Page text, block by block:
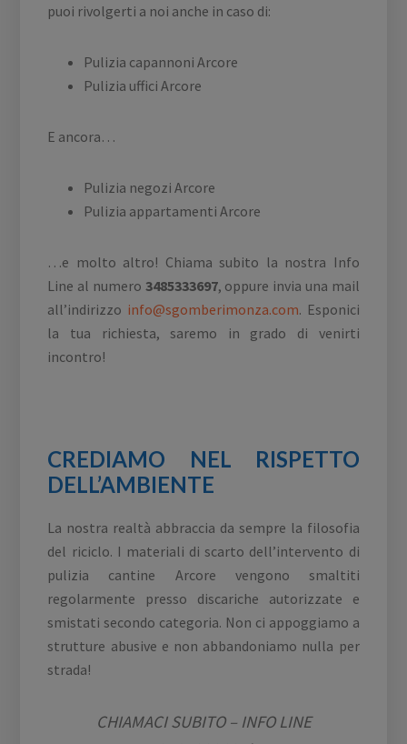
puoi rivolgerti a noi anche in caso di:
Pulizia capannoni Arcore
Pulizia uffici Arcore
E ancora…
Pulizia negozi Arcore
Pulizia appartamenti Arcore
…e molto altro! Chiama subito la nostra Info
Line al numero 3485333697, oppure invia una mail
all’indirizzo info@sgomberimonza.com. Esponici
la tua richiesta, saremo in grado di venirti
incontro!
CREDIAMO NEL RISPETTO
DELL’AMBIENTE
La nostra realtà abbraccia da sempre la filosofia
del riciclo. I materiali di scarto dell’intervento di
pulizia cantine Arcore vengono smaltiti
regolarmente presso discariche autorizzate e
smistati secondo categoria. Non ci appoggiamo a
strutture abusive e non abbandoniamo nulla per
strada!
CHIAMACI SUBITO – INFO LINE